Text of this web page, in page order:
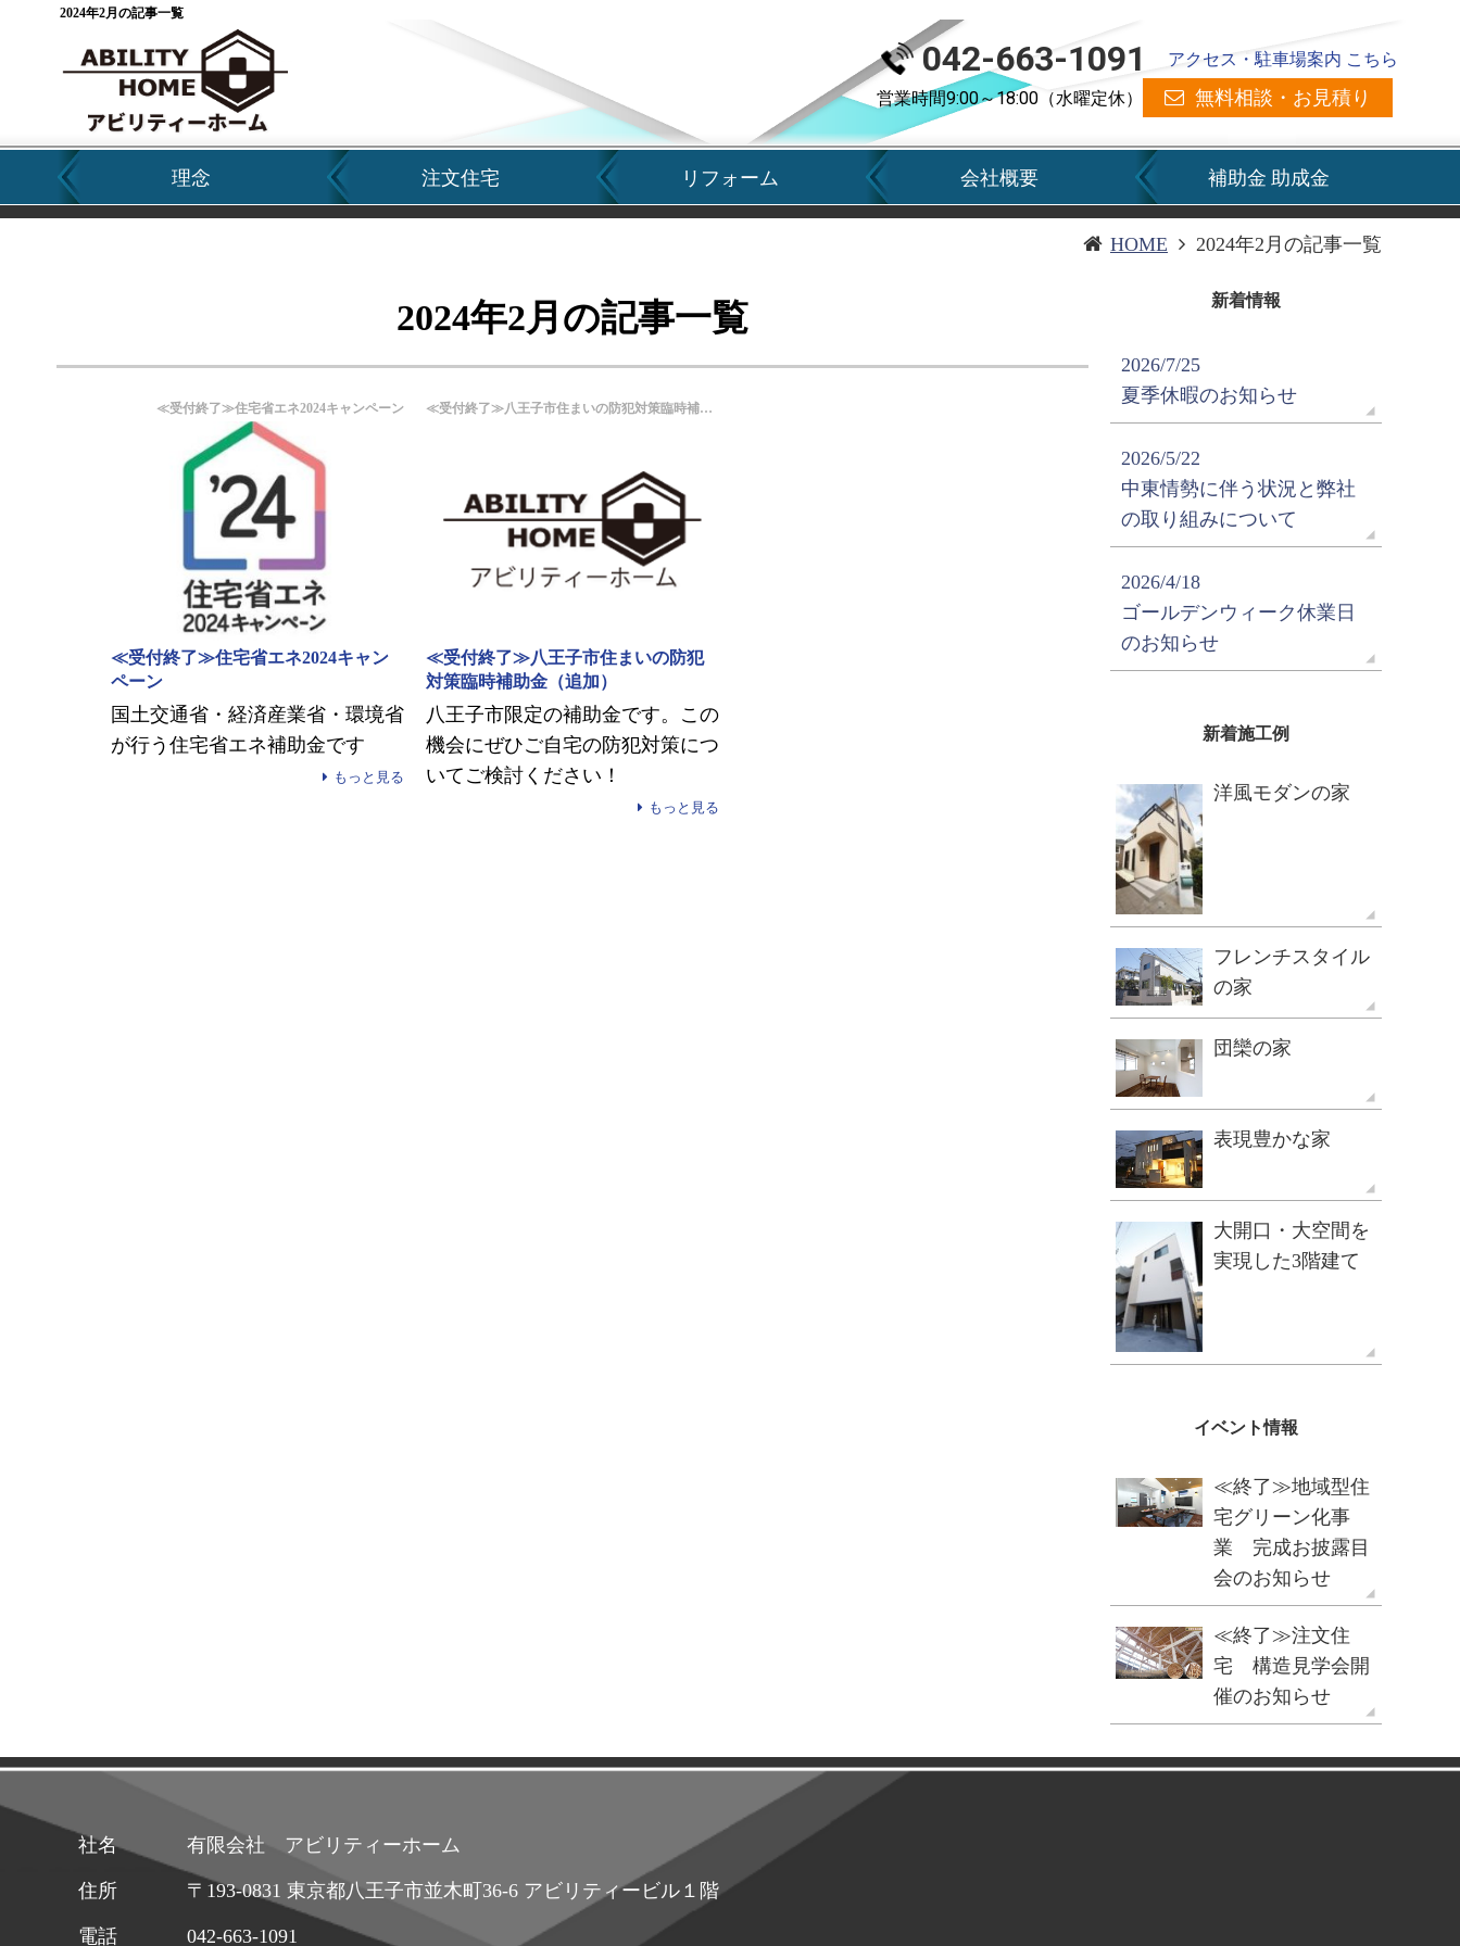
2024年2月の記事一覧
042-663-1091
アクセス・駐車場案内 こちら
営業時間9:00～18:00（水曜定休）
無料相談・お見積り
理念 注文住宅 リフォーム 会社概要 補助金 助成金
HOME 2024年2月の記事一覧
2024年2月の記事一覧
≪受付終了≫住宅省エネ2024キャンペーン
≪受付終了≫住宅省エネ2024キャン
ペーン
国土交通省・経済産業省・環境省
が行う住宅省エネ補助金です
もっと見る
≪受付終了≫八王子市住まいの防犯対策臨時補助金（追加）
≪受付終了≫八王子市住まいの防犯
対策臨時補助金（追加）
八王子市限定の補助金です。この
機会にぜひご自宅の防犯対策につ
いてご検討ください！
もっと見る
新着情報
2026/7/25
夏季休暇のお知らせ
2026/5/22
中東情勢に伴う状況と弊社
の取り組みについて
2026/4/18
ゴールデンウィーク休業日
のお知らせ
新着施工例
洋風モダンの家
フレンチスタイル
の家
団欒の家
表現豊かな家
大開口・大空間を
実現した3階建て
イベント情報
≪終了≫地域型住
宅グリーン化事
業 完成お披露目
会のお知らせ
≪終了≫注文住
宅 構造見学会開
催のお知らせ
社名 有限会社 アビリティーホーム
住所 〒193-0831 東京都八王子市並木町36-6 アビリティービル１階
電話 042-663-1091